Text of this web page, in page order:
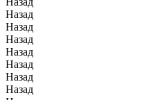
Назад
Назад
Назад
Назад
Назад
Назад
Назад